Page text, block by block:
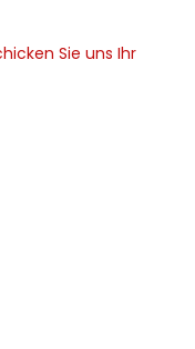
Sie uns Ihr